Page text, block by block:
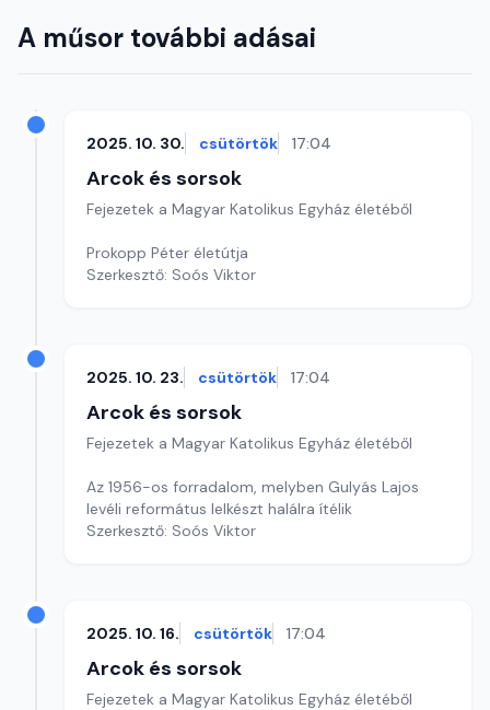
A műsor további adásai
2025. 10. 30. csütörtök 17:04
Arcok és sorsok
Fejezetek a Magyar Katolikus Egyház életéből
Prokopp Péter életútja
Szerkesztő: Soós Viktor
2025. 10. 23. csütörtök 17:04
Arcok és sorsok
Fejezetek a Magyar Katolikus Egyház életéből
Az 1956-os forradalom, melyben Gulyás Lajos
levéli református lelkészt halálra ítélik
Szerkesztő: Soós Viktor
2025. 10. 16. csütörtök 17:04
Arcok és sorsok
Fejezetek a Magyar Katolikus Egyház életéből